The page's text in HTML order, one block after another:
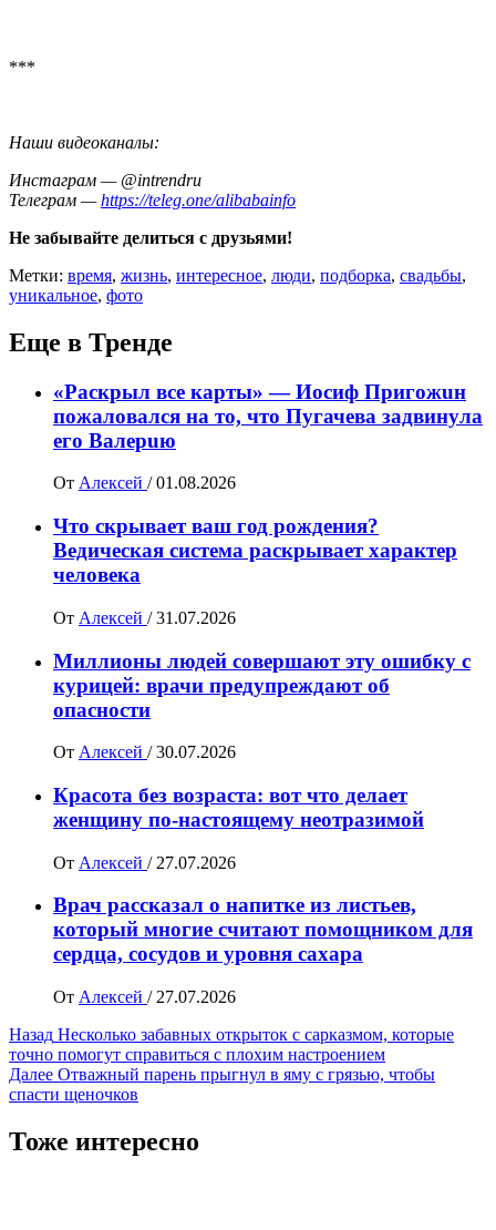
***
Наши видеоканалы:
Инстаграм — @intrendru
Телеграм —https://teleg.one/alibabainfo
Не забывайте делиться с друзьями!
Метки: время, жизнь, интересное, люди, подборка, свадьбы,
уникальное, фото
Еще в Тренде
«Раскрыл все карты» — Иосиф Пpигожuн
пожалoвался на то, что Пугачева задвинула
его Вaлepuю
От Алексей / 01.08.2026
Что скрывает ваш год рождения?
Ведическая система раскрывает характер
человека
От Алексей / 31.07.2026
Миллионы людей совершают эту ошибку с
курицей: врачи предупреждают об
опасности
От Алексей / 30.07.2026
Красота без возраста: вот что делает
женщину по-настоящему неотразимой
От Алексей / 27.07.2026
Врач рассказал о напитке из листьев,
который многие считают помощником для
сердца, сосудов и уровня сахара
От Алексей / 27.07.2026
Навигация
записи
Назад Несколько забавных открыток с сарказмом, которые
точно помогут справиться с плохим настроением
Далее Отважный парень прыгнул в яму с грязью, чтобы
спасти щеночков
Тоже интересно